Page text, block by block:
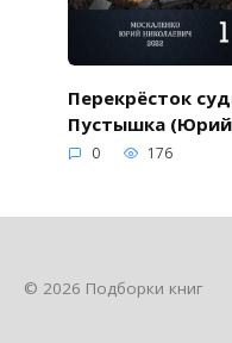
Перекрёсток
Пустышка
0 176
© 2026 Подборки книг